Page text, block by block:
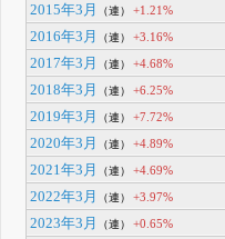
2015年3月
（連） +1.21%
2016年3月
（連） +3.16%
2017年3月
（連） +4.68%
2018年3月
（連） +6.25%
2019年3月
（連） +7.72%
2020年3月
（連） +4.89%
2021年3月
（連） +4.69%
2022年3月
（連） +3.97%
2023年3月
（連） +0.65%